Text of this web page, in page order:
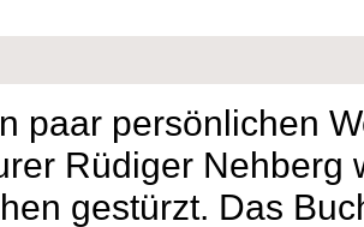
paar persönlichen
Rüdiger Nehberg
gestürzt. Das